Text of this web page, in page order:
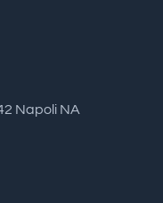
Napoli NA